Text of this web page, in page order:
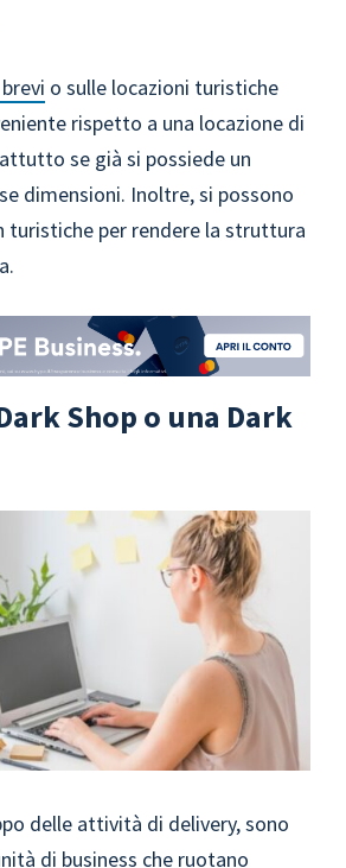
o sulle locazioni turistiche
rispetto a una locazione di
se già si possiede un
dimensioni. Inoltre, si possono
per rendere la struttura
Shop o una Dark
delle attività di delivery, sono
di business che ruotano